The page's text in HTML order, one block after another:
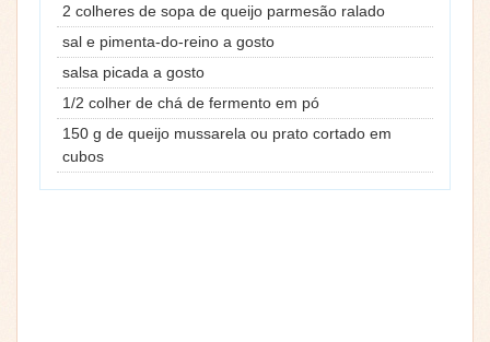
2 colheres de sopa de queijo parmesão ralado
sal e pimenta-do-reino a gosto
salsa picada a gosto
1/2 colher de chá de fermento em pó
150 g de queijo mussarela ou prato cortado em
cubos